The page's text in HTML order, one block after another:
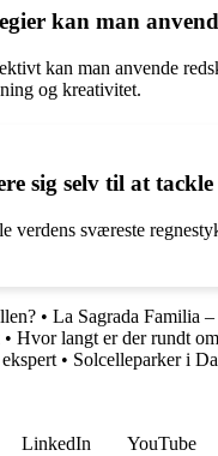
kan man
kan man anvende
og kreativitet.
sig selv til at tackle
verdens sværeste
• La Sagrada Familia
• Hvor langt er der rundt
• Solcelleparker i
LinkedIn YouTube